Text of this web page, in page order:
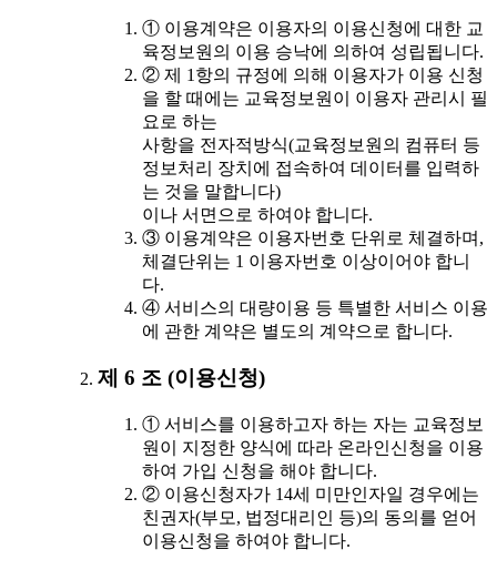
① 이용계약은 이용자의 이용신청에 대한 교
육정보원의 이용 승낙에 의하여 성립됩니다.
② 제 1항의 규정에 의해 이용자가 이용 신청
을 할 때에는 교육정보원이 이용자 관리시 필
요로 하는
사항을 전자적방식(교육정보원의 컴퓨터 등
정보처리 장치에 접속하여 데이터를 입력하
는 것을 말합니다)
이나 서면으로 하여야 합니다.
③ 이용계약은 이용자번호 단위로 체결하며,
체결단위는 1 이용자번호 이상이어야 합니
다.
④ 서비스의 대량이용 등 특별한 서비스 이용
에 관한 계약은 별도의 계약으로 합니다.
제 6 조 (이용신청)
① 서비스를 이용하고자 하는 자는 교육정보
원이 지정한 양식에 따라 온라인신청을 이용
하여 가입 신청을 해야 합니다.
② 이용신청자가 14세 미만인자일 경우에는
친권자(부모, 법정대리인 등)의 동의를 얻어
이용신청을 하여야 합니다.